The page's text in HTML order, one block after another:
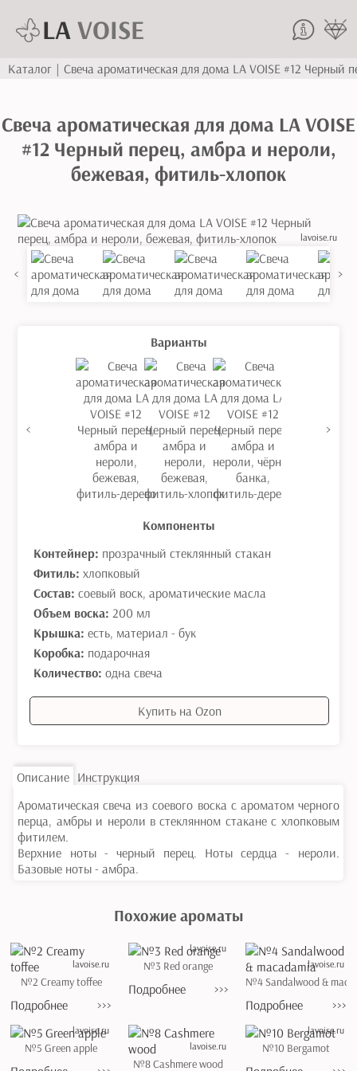
LA VOISE
Каталог | Свеча ароматическая для дома LA VOISE #12
Свеча ароматическая для дома LA VOISE
#12 Черный перец, амбра и нероли,
бежевая, фитиль-хлопок
lavoise.ru
< >
Варианты
< >
Компоненты
Контейнер: прозрачный стеклянный стакан
Фитиль:хлопковый
Состав:соевый воск, ароматические масла
Объем воска: 200 мл
Крышка:есть, материал - бук
Коробка: подарочная
Количество:одна свеча
Купить на Ozon
Описание Инструкция
Ароматическая свеча из соевого воска с ароматом черного
перца, амбры и нероли в стеклянном стакане с хлопковым
фитилем.
Верхние ноты - черный перец. Ноты сердца - нероли.
Базовые ноты - амбра.
Похожие ароматы
lavoise.ru
№2 Creamy toffee
Подробнее >>>
lavoise.ru
№3 Red orange
Подробнее >>>
lavoise.ru
№4 Sandalwood &
Подробнее >>>
lavoise.ru
№5 Green apple lavoise.ru
№8 Cashmere wood
lavoise.ru
№10 Bergamot